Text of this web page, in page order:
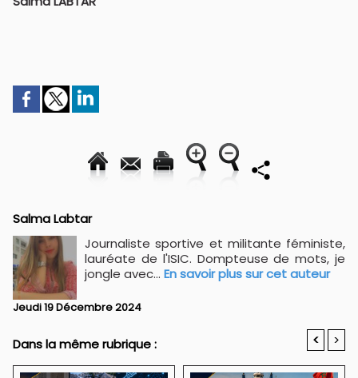
Salma Labtar
Journaliste sportive et militante féministe,
lauréate de l'ISIC. Dompteuse de mots, je
jongle avec... En savoir plus sur cet auteur
Jeudi 19 Décembre 2024
Dans la même rubrique : < >